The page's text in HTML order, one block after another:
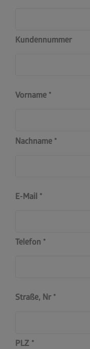
Kundennummer
Vorname
Nachname
E-Mail
Telefon
Straße, Nr
PLZ